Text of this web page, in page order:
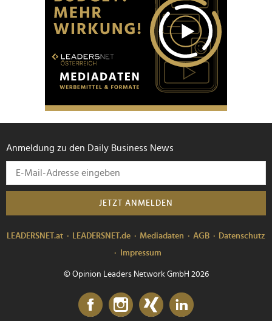
Anmeldung zu den Daily Business News
JETZT ANMELDEN
LEADERSNET.at LEADERSNET.de Mediadaten AGB
Datenschutz
Impressum
© Opinion Leaders Network GmbH 2026